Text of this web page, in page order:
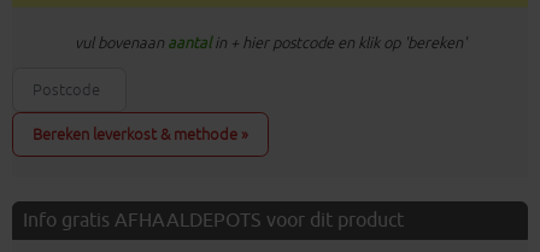
vul bovenaan aantalin + hier postcode en klik op 'bereken'
Bereken leverkost & methode »
Info gratis AFHAALDEPOTS voor dit product